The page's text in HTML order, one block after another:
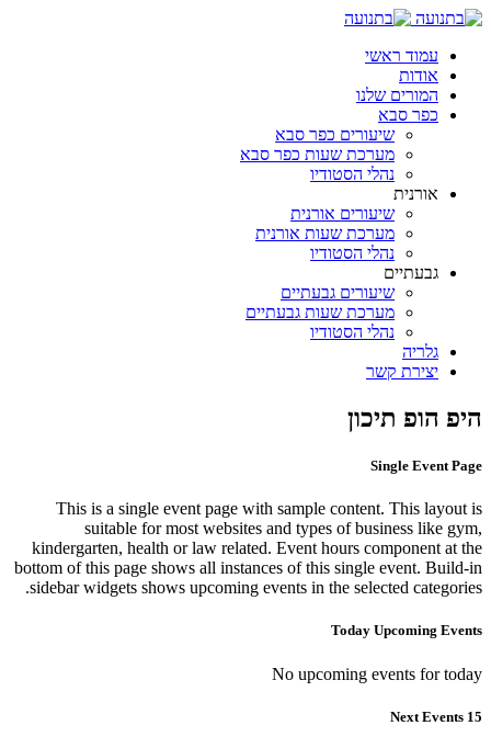
עמוד ראשי
אודות
המורים שלנו
כפר סבא
שיעורים כפר סבא
מערכת שעות כפר סבא
נהלי הסטודיו
אורנית
שיעורים אורנית
מערכת שעות אורנית
נהלי הסטודיו
גבעתיים
שיעורים גבעתיים
מערכת שעות גבעתיים
נהלי הסטודיו
גלריה
יצירת קשר
היפ הופ תיכון
Single Event Page
This is a single event page with sample content. This layout is
suitable for most websites and types of business like gym,
kindergarten, health or law related. Event hours component at the
bottom of this page shows all instances of this single event. Build-in
sidebar widgets shows upcoming events in the selected categories.
Today Upcoming Events
No upcoming events for today
15 Next Events